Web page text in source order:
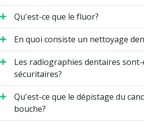
Qu'est-ce que le fluor?
En quoi consiste un nettoyage
Les radiographies dentaires sont-
sécuritaires?
Qu'est-ce que le dépistage du
bouche?